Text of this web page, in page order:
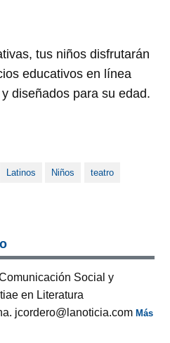
tus niños disfrutarán
educativos en línea
diseñados para su edad.
Latinos Niños teatro
Social y
en Literatura
jcordero@lanoticia.comMás